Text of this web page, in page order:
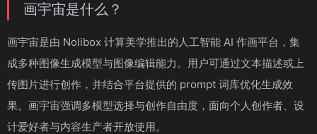
画宇宙是什么？
画宇宙是由 Nolibox 计算美学推出的人工智能 AI 作画平台，集
成多种图像生成模型与图像编辑能力。用户可通过文本描述或上
传图片进行创作，并结合平台提供的 prompt 词库优化生成效
果。画宇宙强调多模型选择与创作自由度，面向个人创作者、设
计爱好者与内容生产者开放使用。